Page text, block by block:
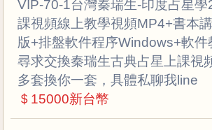
VIP-70-1台灣秦瑞生-印度占星
課視頻線上教學視頻MP4+書本
版+排盤軟件程序Windows+軟件
尋求交換秦瑞生古典占星上課視
多套換你一套，具體私聊我line
＄15000新台幣